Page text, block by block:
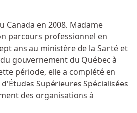
Canada en 2008, Madame
parcours professionnel en
ans au ministère de la Santé et
gouvernement du Québec à
période, elle a complété en
Supérieures Spécialisées
des organisations à